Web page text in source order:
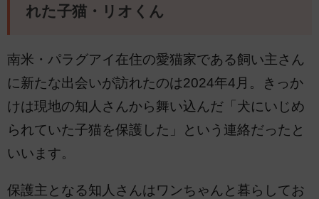
れた子猫・リオくん
南米・パラグアイ在住の愛猫家である飼い主さん
に新たな出会いが訪れたのは2024年4月。きっか
けは現地の知人さんから舞い込んだ「犬にいじめ
られていた子猫を保護した」という連絡だったと
いいます。
保護主となる知人さんはワンちゃんと暮らしてお